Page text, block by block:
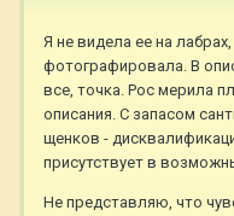
Я не видела ее на
фотографировала. В
все, точка. Рос мерила
описания. С запасом
щенков -
присутствует в
Не представляю, что